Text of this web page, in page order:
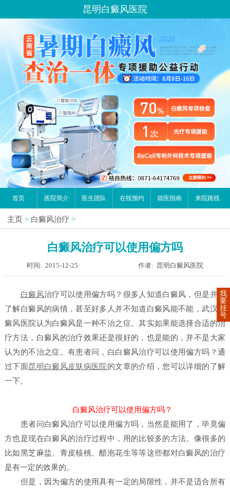
昆明白癜风医院
首页 医院简介 医生团队 在线预约 就医指南 来院路线
主页 > 白癜风治疗 >
白癜风治疗可以使用偏方吗
时间: 2015-12-25 作者: 昆明白癜风医院
白癜风治疗可以使用偏方吗？ 很多人知道白癜风，但是并不
了解白癜风的病情，甚至好多人并不知道白癜风能不能，武汉白
癜风医院认为白癜风是一种不治之症。其实如果能选择合适的治
疗方法，白癜风的治疗效果还是很好的，也是能的，并不是大家
认为的不治之症。有患者问，白白癜风治疗可以使用偏方吗？ 通
过下面昆明白癜风皮肤病医院的文章的介绍，您可以详细的了解
一下。
白癜风治疗可以使用偏方吗？
患者问白癜风治疗可以使用偏方吗，当然是能用了，毕竟偏
方也是现在白癜风的治疗过程中，用的比较多的方法。像很多的
比如黑芝麻盐、青皮核桃、醋泡花生等等这些都对白癜风的治疗
是有一定的效果的。
但是，因为偏方的使用具有一定的局限性，并不是适合所有
我
要
挂
号